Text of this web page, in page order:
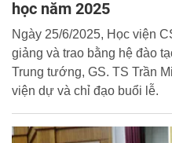
học năm 2025
Ngày 25/6/2025, Học viện
giảng và trao bằng hệ đào
Trung tướng, GS. TS Trần
viện dự và chỉ đạo buổi lễ.